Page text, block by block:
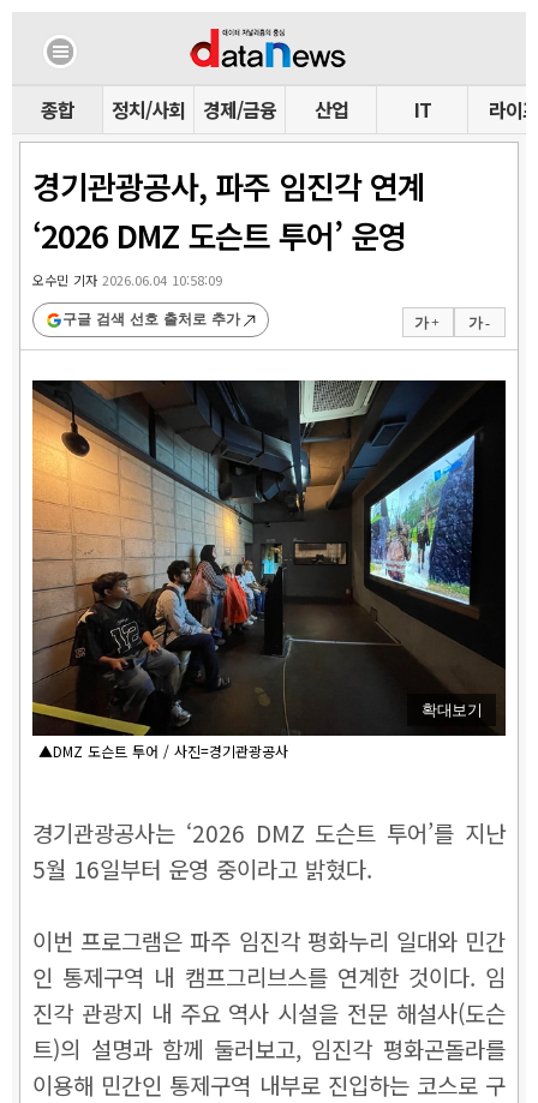
종합 정치/사회 경제/금융 산업 IT 라이프
경기관광공사, 파주 임진각 연계
‘2026 DMZ 도슨트 투어’ 운영
오수민 기자2026.06.04 10:58:09
가 + 가 -
구글 검색 선호 출처로 추가
확대보기
▲DMZ 도슨트 투어 / 사진=경기관광공사
경기관광공사는 ‘2026 DMZ 도슨트 투어’를 지난
5월 16일부터 운영 중이라고 밝혔다.
이번 프로그램은 파주 임진각 평화누리 일대와 민간
인 통제구역 내 캠프그리브스를 연계한 것이다. 임
진각 관광지 내 주요 역사 시설을 전문 해설사(도슨
트)의 설명과 함께 둘러보고, 임진각 평화곤돌라를
이용해 민간인 통제구역 내부로 진입하는 코스로 구